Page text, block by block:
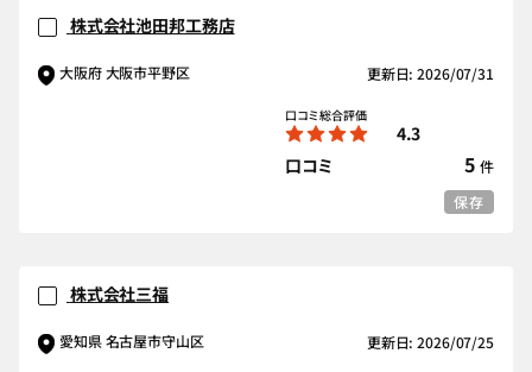
株式会社池田邦工務店
大阪府 大阪市平野区 更新日: 2026/07/31
口コミ総合評価
4.3
口コミ
5 件
保存
株式会社三福
愛知県 名古屋市守山区 更新日: 2026/07/25